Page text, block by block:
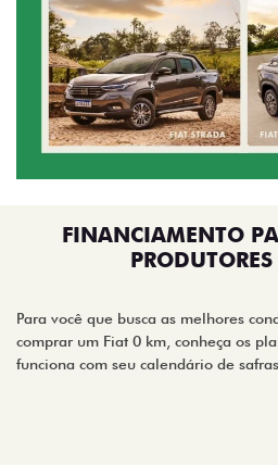
FINANCIAMENTO
Para você que busca as melhores
comprar um Fiat 0 km, conheça os
funciona com seu calendário de